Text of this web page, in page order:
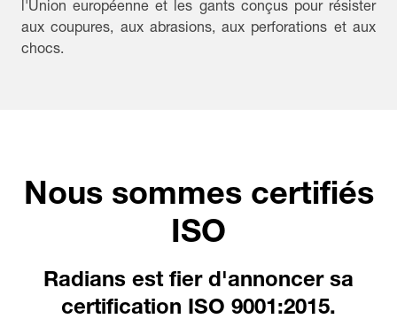
l'Union européenne et les gants conçus pour résister
aux coupures, aux abrasions, aux perforations et aux
chocs.
Nous sommes certifiés
ISO
Radians est fier d'annoncer sa
certification ISO 9001:2015.